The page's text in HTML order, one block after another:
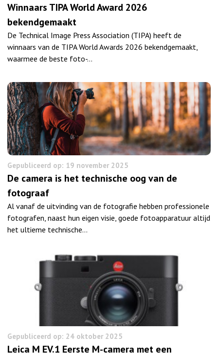
Winnaars TIPA World Award 2026
bekendgemaakt
De Technical Image Press Association (TIPA) heeft de
winnaars van de TIPA World Awards 2026 bekendgemaakt,
waarmee de beste foto-…
Gepubliceerd op: 19 november 2025
De camera is het technische oog van de
fotograaf
Al vanaf de uitvinding van de fotografie hebben professionele
fotografen, naast hun eigen visie, goede fotoapparatuur altijd
het ultieme technische…
Gepubliceerd op: 24 oktober 2025
Leica M EV.1 Eerste M-camera met een